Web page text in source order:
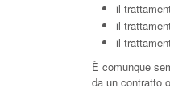
il
il
il
È comunque
da un contratto